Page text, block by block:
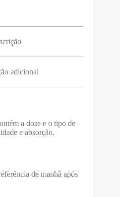
adicional
a dose e o tipo de
e absorção.
de manhã após